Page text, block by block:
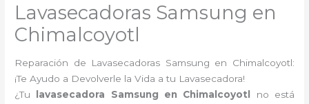
Lavasecadoras Samsung en
Chimalcoyotl
Reparación de Lavasecadoras Samsung en Chimalcoyotl:
¡Te Ayudo a Devolverle la Vida a tu Lavasecadora!
¿Tu
lavasecadora Samsung en Chimalcoyotl
no está